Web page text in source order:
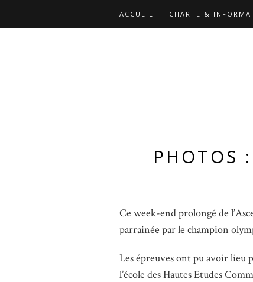
ACCUEIL CHARTE &
PHOTOS
Ce week-end prolongé de
parrainée par le champion
Les épreuves ont pu avoir lieu
l’école des Hautes Etudes